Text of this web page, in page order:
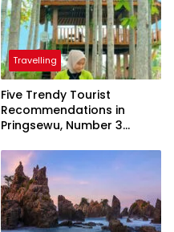
Travelling
Five Trendy Tourist
Recommendations in
Pringsewu, Number 3
President